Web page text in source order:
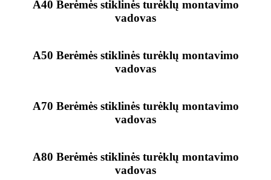
A40 Berėmės stiklinės turėklų montavimo
vadovas
A50 Berėmės stiklinės turėklų montavimo
vadovas
A70 Berėmės stiklinės turėklų montavimo
vadovas
A80 Berėmės stiklinės turėklų montavimo
vadovas